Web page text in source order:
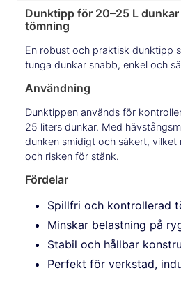
Dunktipp för 20–25 L
tömning
En robust och praktisk dunktipp
tunga dunkar snabb, enkel och
Användning
Dunktippen används för
25 liters dunkar. Med
dunken smidigt och säkert, vilket
och risken för stänk.
Fördelar
Spillfri och kontrollerad
Minskar belastning på
Stabil och hållbar
Perfekt för verkstad,